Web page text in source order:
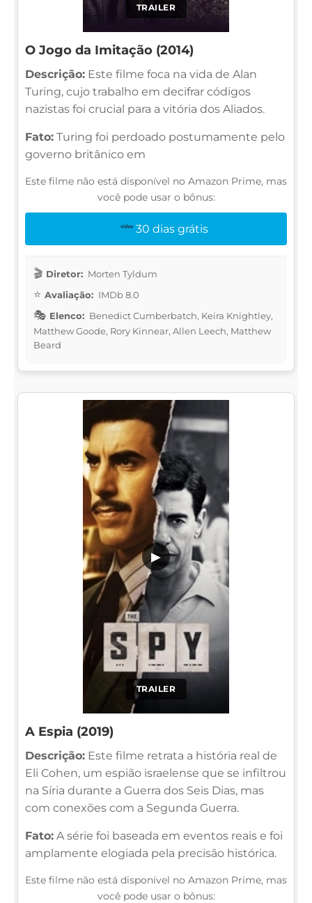
TRAILER
O Jogo da Imitação (2014)
Descrição: Este filme foca na vida de Alan
Turing, cujo trabalho em decifrar códigos
nazistas foi crucial para a vitória dos Aliados.
Fato: Turing foi perdoado postumamente pelo
governo britânico em
Este filme não está disponível no Amazon Prime, mas
você pode usar o bônus:
30 dias grátis
Diretor: Morten Tyldum
Avaliação: IMDb 8.0
Elenco: Benedict Cumberbatch, Keira Knightley,
Matthew Goode, Rory Kinnear, Allen Leech, Matthew
Beard
TRAILER
▶
A Espia (2019)
Descrição: Este filme retrata a história real de
Eli Cohen, um espião israelense que se infiltrou
na Síria durante a Guerra dos Seis Dias, mas
com conexões com a Segunda Guerra.
Fato: A série foi baseada em eventos reais e foi
amplamente elogiada pela precisão histórica.
Este filme não está disponível no Amazon Prime, mas
você pode usar o bônus: